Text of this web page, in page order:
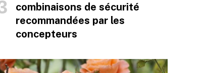
combinaisons de sécurité
recommandées par les
concepteurs